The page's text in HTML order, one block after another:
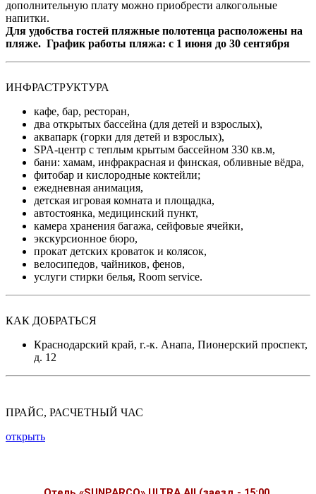
дополнительную плату можно приобрести алкогольные
напитки.
Для удобства гостей пляжные полотенца расположены на
пляже. График работы пляжа: с 1 июня до 30 сентября
ИНФРАСТРУКТУРА
кафе, бар, ресторан,
два открытых бассейна (для детей и взрослых),
аквапарк (горки для детей и взрослых),
SPA-центр с теплым крытым бассейном 330 кв.м,
бани: хамам, инфракрасная и финская, обливные вёдра,
фитобар и кислородные коктейли;
ежедневная анимация,
детская игровая комната и площадка,
автостоянка, медицинский пункт,
камера хранения багажа, сейфовые ячейки,
экскурсионное бюро,
прокат детских кроваток и колясок,
велосипедов, чайников, фенов,
услуги стирки белья, Room service.
КАК ДОБРАТЬСЯ
Краснодарский край, г.-к. Анапа, Пионерский проспект,
д. 12
ПРАЙС, РАСЧЕТНЫЙ ЧАС
открыть